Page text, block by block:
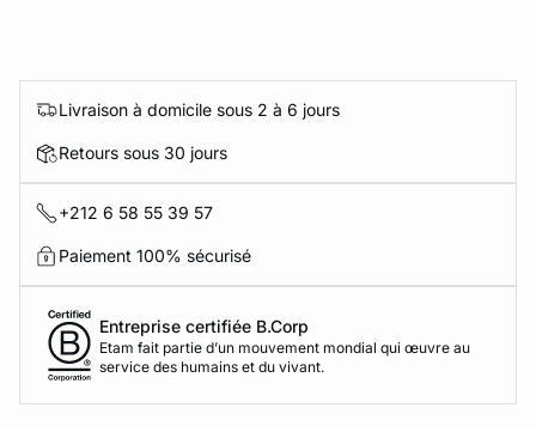
Livraison à domicile sous 2 à 6 jours
Retours sous 30 jours
+212 6 58 55 39 57
Paiement 100% sécurisé
Entreprise certifiée B.Corp
Etam fait partie d’un mouvement mondial qui œuvre au
service des humains et du vivant.